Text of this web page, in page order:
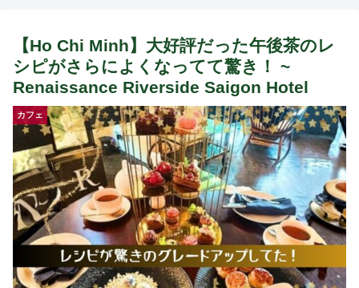
【Ho Chi Minh】大好評だった午後茶のレ
シピがさらによくなってて驚き！ ~
Renaissance Riverside Saigon Hotel
カフェ